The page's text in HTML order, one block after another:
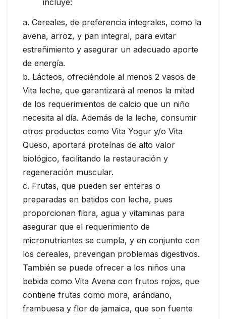
a. Cereales, de preferencia integrales, como la
avena, arroz, y pan integral, para evitar
estreñimiento y asegurar un adecuado aporte
de energía.
b. Lácteos, ofreciéndole al menos 2 vasos de
Vita leche, que garantizará al menos la mitad
de los requerimientos de calcio que un niño
necesita al día. Además de la leche, consumir
otros productos como Vita Yogur y/o Vita
Queso, aportará proteínas de alto valor
biológico, facilitando la restauración y
regeneración muscular.
c. Frutas, que pueden ser enteras o
preparadas en batidos con leche, pues
proporcionan fibra, agua y vitaminas para
asegurar que el requerimiento de
micronutrientes se cumpla, y en conjunto con
los cereales, prevengan problemas digestivos.
También se puede ofrecer a los niños una
bebida como Vita Avena con frutos rojos, que
contiene frutas como mora, arándano,
frambuesa y flor de jamaica, que son fuente